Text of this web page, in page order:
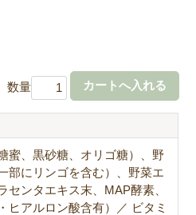
数量
蜜、黒砂糖、オリゴ糖）、野
部にリンゴを含む）、野菜エ
センタエキス末、MAP酵素、
ヒアルロン酸含有）／ ビタミ